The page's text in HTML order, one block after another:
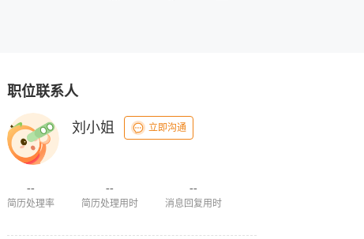
职位联系人
刘小姐 立即沟通
--
简历处理率
--
简历处理用时
--
消息回复用时